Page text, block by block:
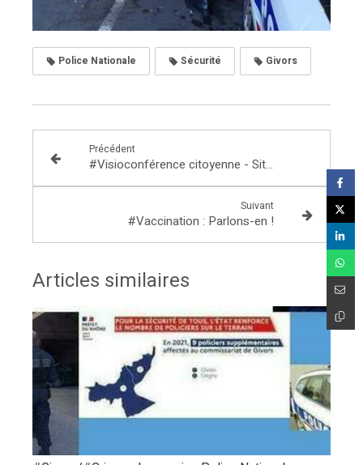
Police Nationale Sécurité Givors
Précédent
#Visioconférence citoyenne - Situation Covid-19 dans la circonscription
Suivant
#Vaccination : Parlons-en !
Articles similaires